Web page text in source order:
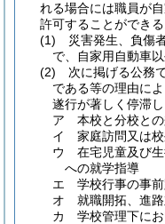
れる場合には職員が
許可することができる
(1)
災害発生、負傷
で、自家用自動車
(2)
次に掲げる公務
である等の理由に
遂行が著しく停滞
ア
本校と分校と
イ
家庭訪問又は
ウ
在宅児童及び
への就学指導
エ
学校行事の事
オ
就職開拓、進
カ
学校管理下に